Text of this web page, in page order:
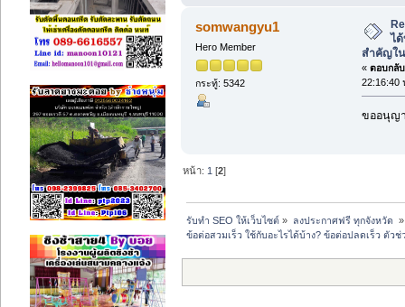
somwangyu1
Hero Member
กระทู้: 5342
ไ
สำคัญใ
« ตอบกลั
22:16:40
ขออนุญ
หน้า: 1 [2]
รับทำ SEO ให้เว็บไซต์ » ลงประกาศฟรี ทุกจังหวัด »
ข้อต่อสวมเร็ว ใช้กับอะไรได้บ้าง? ข้อต่อปลดเร็ว ตัว